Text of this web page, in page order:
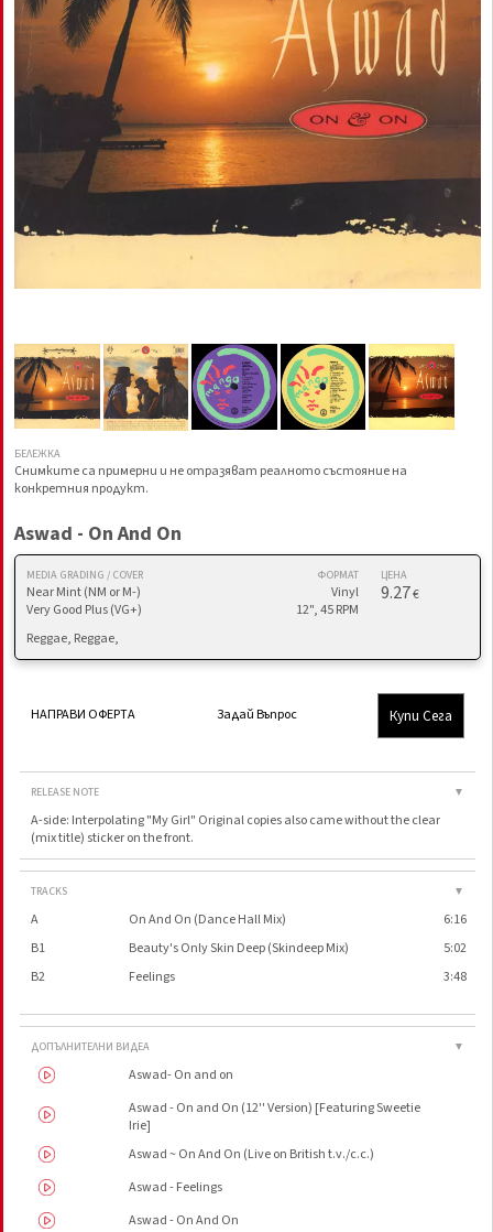
БЕЛЕЖКА
Снимките са примерни и не отразяват реалното състояние на
конкретния продукт.
Aswad - On And On
MEDIA GRADING / COVER
Near Mint (NM or M-)
Very Good Plus (VG+)
ФОРМАТ
Vinyl
12", 45 RPM
ЦЕНА
9.27€
Reggae, Reggae,
НАПРАВИ ОФЕРТА Задай Въпрос Купи Сега
RELEASE NOTE ▼
A-side: Interpolating "My Girl" Original copies also came without the clear
(mix title) sticker on the front.
TRACKS ▼
A On And On (Dance Hall Mix)
6:16
B1
Beauty's Only Skin Deep (Skindeep Mix)
5:02
B2
Feelings 3:48
ДОПЪЛНИТЕЛНИ ВИДЕА ▼
Aswad- On and on
Aswad - On and On (12'' Version) [Featuring Sweetie
Irie]
Aswad ~ On And On (Live on British t.v./c.c.)
Aswad - Feelings
Aswad - On And On